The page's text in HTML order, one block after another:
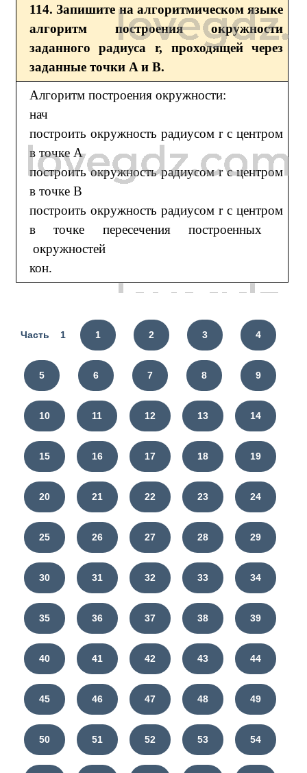
114. Запишите на алгоритмическом языке
алгоритм построения окружности
заданного радиуса r, проходящей через
заданные точки A и В.
Алгоритм построения окружности:
нач
построить окружность радиусом r с центром
в точке А
построить окружность радиусом r с центром
в точке B
построить окружность радиусом r с центром
в точке пересечения построенных
окружностей
кон.
Часть 1 1 2 3 4
5 6 7 8 9
10 11 12 13 14
15 16 17 18 19
20 21 22 23 24
25 26 27 28 29
30 31 32 33 34
35 36 37 38 39
40 41 42 43 44
45 46 47 48 49
50 51 52 53 54